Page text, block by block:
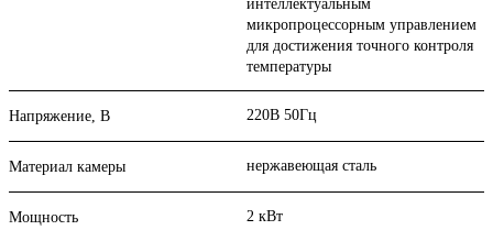
интеллектуальным
микропроцессорным управлением
для достижения точного контроля
температуры
Напряжение, В 220В 50Гц
Материал камеры нержавеющая сталь
Мощность 2 кВт